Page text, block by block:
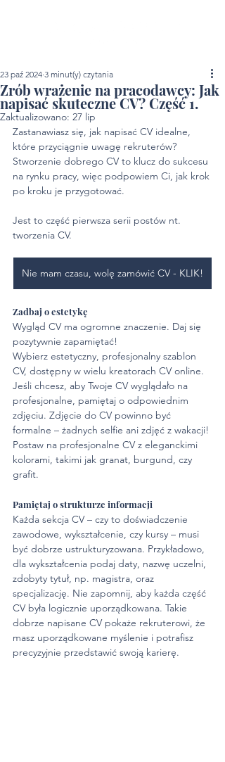
Zrób wrażenie na pracodawcy: Jak
napisać skuteczne CV? Część 1.
23 paź 2024 3 minut(y) czytania
Zaktualizowano: 27 lip
Zastanawiasz się, jak napisać CV idealne,
które przyciągnie uwagę rekruterów?
Stworzenie dobrego CV to klucz do sukcesu
na rynku pracy, więc podpowiem Ci, jak krok
po kroku je przygotować.
Jest to część pierwsza serii postów nt.
tworzenia CV.
Nie mam czasu, wolę zamówić CV - KLIK!
Zadbaj o estetykę
Wygląd CV ma ogromne znaczenie. Daj się
pozytywnie zapamiętać!
Wybierz estetyczny, profesjonalny szablon
CV, dostępny w wielu kreatorach CV online.
Jeśli chcesz, aby Twoje CV wyglądało na
profesjonalne, pamiętaj o odpowiednim
zdjęciu. Zdjęcie do CV powinno być
formalne – żadnych selfie ani zdjęć z wakacji!
Postaw na profesjonalne CV z eleganckimi
kolorami, takimi jak granat, burgund, czy
grafit.
Pamiętaj o strukturze informacji
Każda sekcja CV – czy to doświadczenie
zawodowe, wykształcenie, czy kursy – musi
być dobrze ustrukturyzowana. Przykładowo,
dla wykształcenia podaj daty, nazwę uczelni,
zdobyty tytuł, np. magistra, oraz
specjalizację. Nie zapomnij, aby każda część
CV była logicznie uporządkowana. Takie
dobrze napisane CV pokaże rekruterowi, że
masz uporządkowane myślenie i potrafisz
precyzyjnie przedstawić swoją karierę.